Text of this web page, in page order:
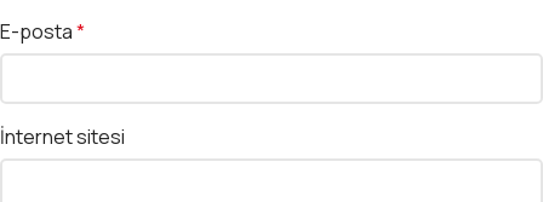
E-posta*
İnternet sitesi